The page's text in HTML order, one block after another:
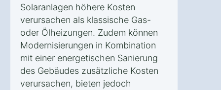
Solaranlagen höhere Kosten
verursachen als klassische Gas-
oder Ölheizungen. Zudem können
Modernisierungen in Kombination
mit einer energetischen Sanierung
des Gebäudes zusätzliche Kosten
verursachen, bieten jedoch